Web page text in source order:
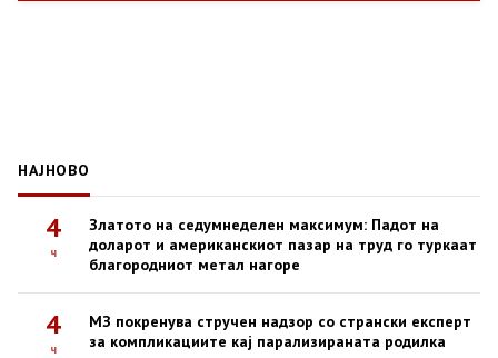
НАЈНОВО
4
ч
Златото на седумнеделен максимум: Падот на
доларот и американскиот пазар на труд го туркаат
благородниот метал нагоре
4
ч
МЗ покренува стручен надзор со странски експерт
за компликациите кај парализираната родилка